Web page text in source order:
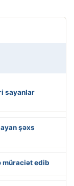
sayanlar
şəxs
müraciət edib